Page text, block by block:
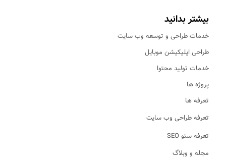
بیشتر بدانید
خدمات طراحی و توسعه وب سایت
طراحی اپلیکیشن موبایل
خدمات تولید محتوا
پروژه ها
تعرفه ها
تعرفه طراحی وب سایت
تعرفه سئو SEO
مجله و وبلاگ